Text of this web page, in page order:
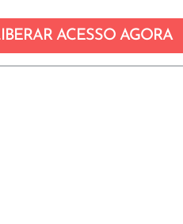
ACESSO AGORA